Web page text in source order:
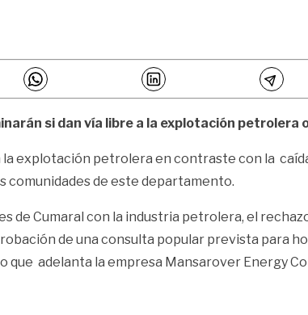
si dan vía libre a la explotación petrolera
explotación petrolera en contraste con la
comunidades de este departamento.
de Cumaral con la industria petrolera, el
de una consulta popular prevista para
adelanta la empresa Mansarover Energy